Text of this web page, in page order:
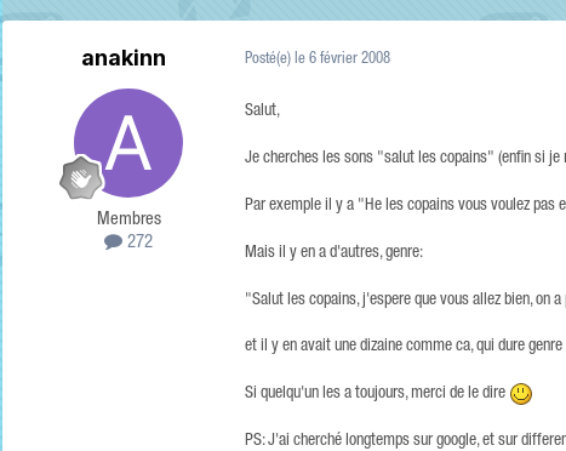
anakinn
Membres
272
Posté(e) le 6 février 2008
Salut,
Je cherches les sons "salut les copains" (enfin si
Par exemple il y a "He les copains vous voulez
Mais il y en a d'autres, genre:
"Salut les copains, j'espere que vous allez bien, on
et il y en avait une dizaine comme ca, qui dure
Si quelqu'un les a toujours, merci de le dire
PS: J'ai cherché longtemps sur google, et sur